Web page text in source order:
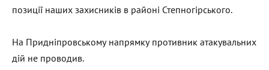
позиції наших захисників в районі Степногірського.
На Придніпровському напрямку противник атакувальних
дій не проводив.